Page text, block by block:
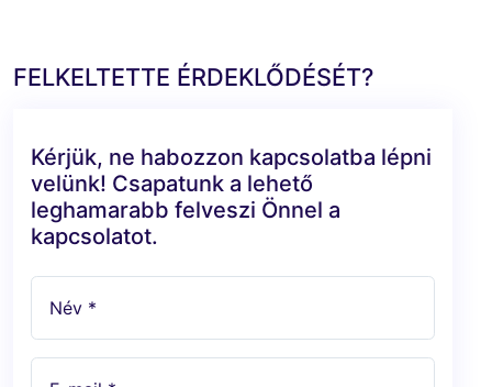
FELKELTETTE ÉRDEKLŐDÉSÉT?
Kérjük, ne habozzon kapcsolatba lépni
velünk! Csapatunk a lehető
leghamarabb felveszi Önnel a
kapcsolatot.
Név *